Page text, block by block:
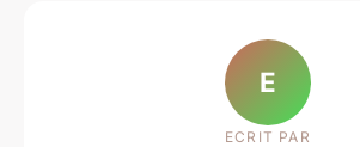
E
ECRIT PAR